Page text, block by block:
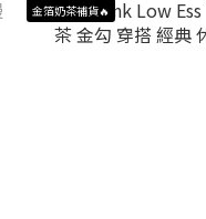
金箔奶茶補貨🔥